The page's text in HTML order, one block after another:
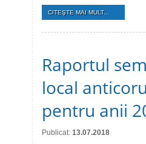
CITEŞTE MAI MULT...
Raportul
local
pentru anii
Publicat: 13.07.2018